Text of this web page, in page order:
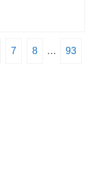
7 8 … 93